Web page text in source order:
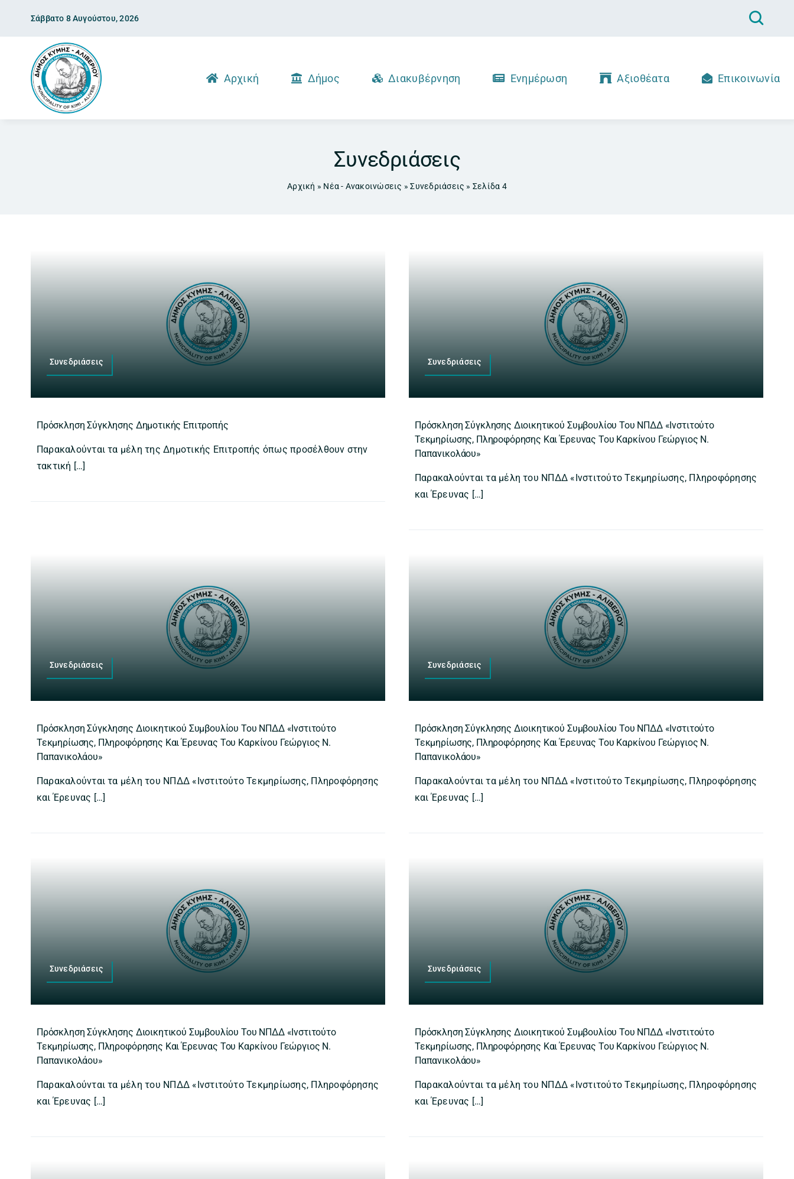
content
Σάββατο 8 Αυγούστου, 2026
Αρχική Δήμος Διακυβέρνηση Ενημέρωση Αξιοθέατα Επικοινωνία
Συνεδριάσεις
Αρχική » Νέα - Ανακοινώσεις »Συνεδριάσεις » Σελίδα 4
Συνεδριάσεις
Πρόσκληση Σύγκλησης Δημοτικής Επιτροπής
Παρακαλούνται τα μέλη της Δημοτικής Επιτροπής όπως προσέλθουν στην
τακτική […]
Συνεδριάσεις
Πρόσκληση Σύγκλησης Διοικητικού Συμβουλίου Του ΝΠΔΔ «Ινστιτούτο
Τεκμηρίωσης, Πληροφόρησης Και Έρευνας Του Καρκίνου Γεώργιος Ν.
Παπανικολάου»
Παρακαλούνται τα μέλη του ΝΠΔΔ «Ινστιτούτο Τεκμηρίωσης, Πληροφόρησης
και Έρευνας […]
Συνεδριάσεις
Πρόσκληση Σύγκλησης Διοικητικού Συμβουλίου Του ΝΠΔΔ «Ινστιτούτο
Τεκμηρίωσης, Πληροφόρησης Και Έρευνας Του Καρκίνου Γεώργιος Ν.
Παπανικολάου»
Παρακαλούνται τα μέλη του ΝΠΔΔ «Ινστιτούτο Τεκμηρίωσης, Πληροφόρησης
και Έρευνας […]
Συνεδριάσεις
Πρόσκληση Σύγκλησης Διοικητικού Συμβουλίου Του ΝΠΔΔ «Ινστιτούτο
Τεκμηρίωσης, Πληροφόρησης Και Έρευνας Του Καρκίνου Γεώργιος Ν.
Παπανικολάου»
Παρακαλούνται τα μέλη του ΝΠΔΔ «Ινστιτούτο Τεκμηρίωσης, Πληροφόρησης
και Έρευνας […]
Συνεδριάσεις
Πρόσκληση Σύγκλησης Διοικητικού Συμβουλίου Του ΝΠΔΔ «Ινστιτούτο
Τεκμηρίωσης, Πληροφόρησης Και Έρευνας Του Καρκίνου Γεώργιος Ν.
Παπανικολάου»
Παρακαλούνται τα μέλη του ΝΠΔΔ «Ινστιτούτο Τεκμηρίωσης, Πληροφόρησης
και Έρευνας […]
Συνεδριάσεις
Πρόσκληση Σύγκλησης Διοικητικού Συμβουλίου Του ΝΠΔΔ «Ινστιτούτο
Τεκμηρίωσης, Πληροφόρησης Και Έρευνας Του Καρκίνου Γεώργιος Ν.
Παπανικολάου»
Παρακαλούνται τα μέλη του ΝΠΔΔ «Ινστιτούτο Τεκμηρίωσης, Πληροφόρησης
και Έρευνας […]